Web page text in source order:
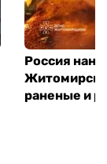
Россия
раненые и